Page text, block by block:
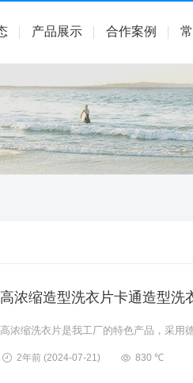
产品展示 合作案例
高浓缩造型洗衣片卡通造型洗
高浓缩洗衣片是我工厂的特色产品，采用
2年前 (2024-07-21) 830 ℃